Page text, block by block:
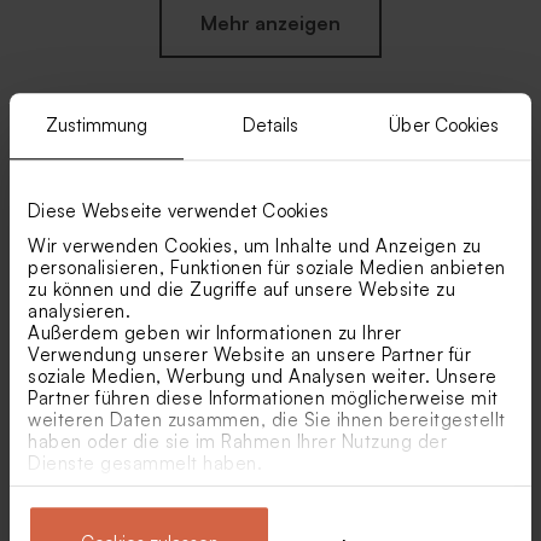
Zustimmung Details Über Cookies
Diese Webseite verwendet Cookies
Wir verwenden Cookies, um Inhalte und Anzeigen zu
personalisieren, Funktionen für soziale Medien anbieten
zu können und die Zugriffe auf unsere Website zu
analysieren.
Außerdem geben wir Informationen zu Ihrer
Verwendung unserer Website an unsere Partner für
soziale Medien, Werbung und Analysen weiter. Unsere
Partner führen diese Informationen möglicherweise mit
weiteren Daten zusammen, die Sie ihnen bereitgestellt
haben oder die sie im Rahmen Ihrer Nutzung der
Dienste gesammelt haben.
Runde Seifen - Hibiskus
Seifenblasen Pink
Gastgeschenk zur
Kommunion
Mehr anzeigen
Stilvolles Tütchen für
Gastgeschenke
Gastgeschenk Kommunion
mit Foto 'Aquarell' | Texture-